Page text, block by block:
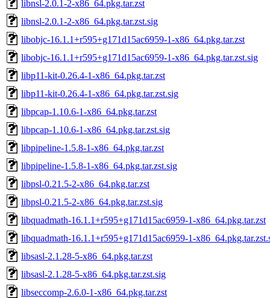
libnsl-2.0.1-2-x86_64.pkg.tar.zst
libnsl-2.0.1-2-x86_64.pkg.tar.zst.sig
libobjc-16.1.1+r595+g171d15ac6959-1-x86_64.pkg.tar.zst
libobjc-16.1.1+r595+g171d15ac6959-1-x86_64.pkg.tar.zst.sig
libp11-kit-0.26.4-1-x86_64.pkg.tar.zst
libp11-kit-0.26.4-1-x86_64.pkg.tar.zst.sig
libpcap-1.10.6-1-x86_64.pkg.tar.zst
libpcap-1.10.6-1-x86_64.pkg.tar.zst.sig
libpipeline-1.5.8-1-x86_64.pkg.tar.zst
libpipeline-1.5.8-1-x86_64.pkg.tar.zst.sig
libpsl-0.21.5-2-x86_64.pkg.tar.zst
libpsl-0.21.5-2-x86_64.pkg.tar.zst.sig
libquadmath-16.1.1+r595+g171d15ac6959-1-x86_64.pkg.tar.zst
libquadmath-16.1.1+r595+g171d15ac6959-1-
libsasl-2.1.28-5-x86_64.pkg.tar.zst
libsasl-2.1.28-5-x86_64.pkg.tar.zst.sig
libseccomp-2.6.0-1-x86_64.pkg.tar.zst